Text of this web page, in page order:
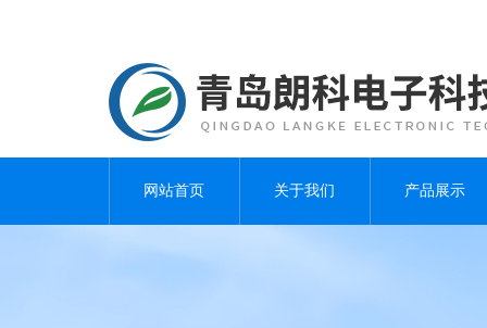
网站首页 关于我们 产品展示